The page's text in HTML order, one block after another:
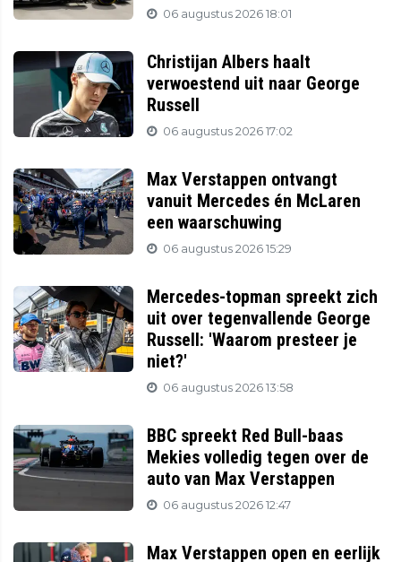
06 augustus 2026 18:01
Christijan Albers haalt
verwoestend uit naar George
Russell
06 augustus 2026 17:02
Max Verstappen ontvangt
vanuit Mercedes én McLaren
een waarschuwing
06 augustus 2026 15:29
Mercedes-topman spreekt zich
uit over tegenvallende George
Russell: 'Waarom presteer je
niet?'
06 augustus 2026 13:58
BBC spreekt Red Bull-baas
Mekies volledig tegen over de
auto van Max Verstappen
06 augustus 2026 12:47
Max Verstappen open en eerlijk